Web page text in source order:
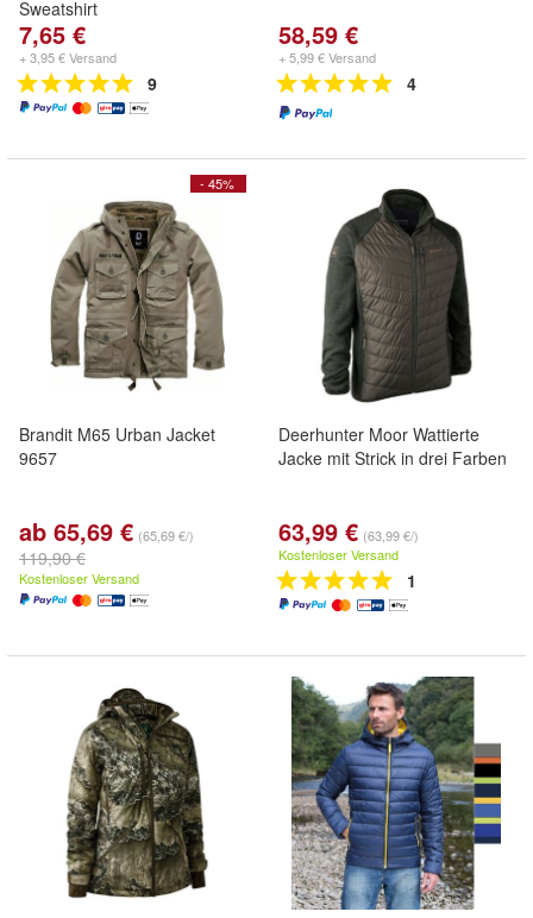
Sweatshirt
7,65 €
+ 3,95 € Versand
9
58,59 €
+ 5,99 € Versand
4
- 45%
Brandit M65 Urban Jacket
9657
ab 65,69 € (65,69 €/)
119,90 €
Kostenloser Versand
Deerhunter Moor Wattierte
Jacke mit Strick in drei Farben
63,99 € (63,99 €/)
Kostenloser Versand
1